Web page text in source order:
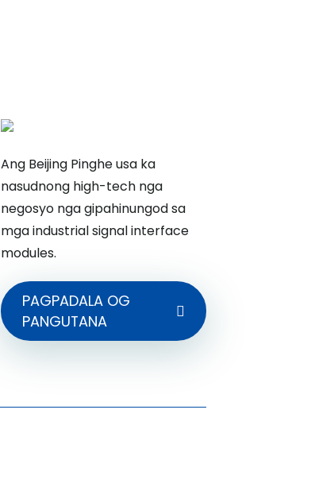
Ang Beijing Pinghe usa ka
nasudnong high-tech nga
negosyo nga gipahinungod sa
mga industrial signal interface
modules.
PAGPADALA OG
PANGUTANA